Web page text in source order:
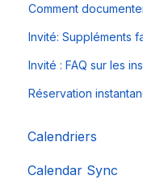
Comment
Invité: Suppléments
Invité : FAQ sur les
Réservation
Calendriers
Calendar Sync